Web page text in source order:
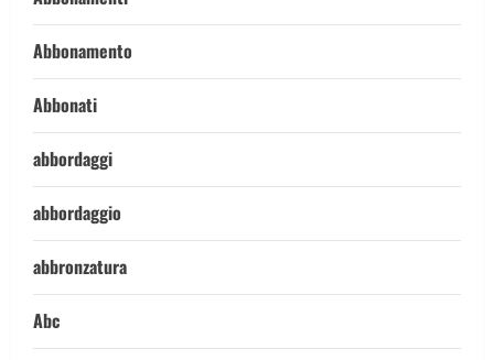
Abbonamento
Abbonati
abbordaggi
abbordaggio
abbronzatura
Abc